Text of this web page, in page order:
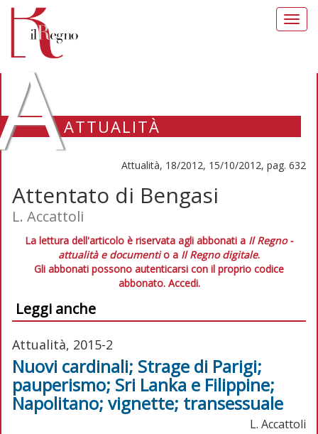
ATTUALITÀ
Attualità, 18/2012, 15/10/2012, pag. 632
Attentato di Bengasi
L. Accattoli
La lettura dell'articolo è riservata agli abbonati a Il Regno -
attualità e documentio a Il Regno digitale.
Gli abbonati possono autenticarsi con il proprio codice
abbonato. Accedi.
Leggi anche
Attualità, 2015-2
Nuovi cardinali; Strage di Parigi;
pauperismo; Sri Lanka e Filippine;
Napolitano; vignette; transessuale
L. Accattoli